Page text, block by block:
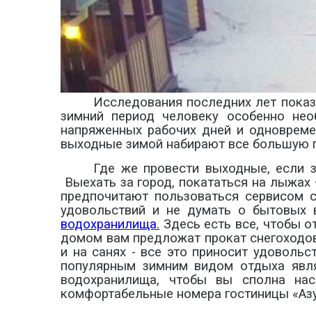
Исследования последних лет
зимний период человеку особенно
напряженных рабочих дней и
выходные зимой набирают все большую
Где же провести выходные, если
Выехать за город, покататься на
предпочитают пользоваться сервисом
удовольствий и не думать о бытовых
водохранилища. Здесь есть все, чтобы
домом вам предложат прокат
и на санях - все это приносит
популярным зимним видом отдыха
водохранилища, чтобы вы сполна
комфортабельные номера гостиницы